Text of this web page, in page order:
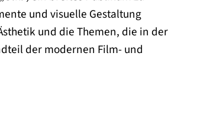
und visuelle Gestaltung
und die Themen, die in der
der modernen Film- und